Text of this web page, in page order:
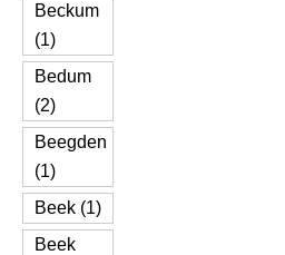
Beckum
(1)
Bedum
(2)
Beegden
(1)
Beek (1)
Beek